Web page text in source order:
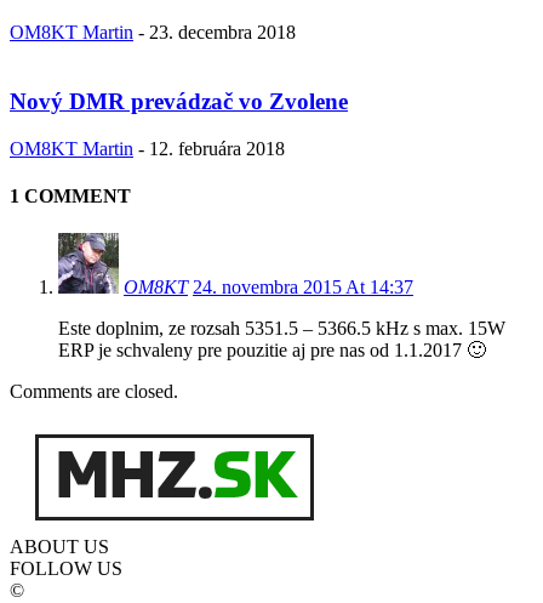
OM8KT Martin - 23. decembra 2018
Nový DMR prevádzač vo Zvolene
OM8KT Martin - 12. februára 2018
1 COMMENT
OM8KT 24. novembra 2015 At 14:37
Este doplnim, ze rozsah 5351.5 – 5366.5 kHz s max. 15W
ERP je schvaleny pre pouzitie aj pre nas od 1.1.2017 🙂
Comments are closed.
ABOUT US
FOLLOW US
©